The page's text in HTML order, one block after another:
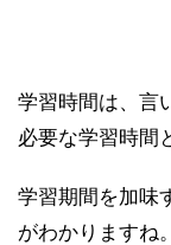
学習時間は、言
必要な学習時間
学習期間を加味
がわかりますね。